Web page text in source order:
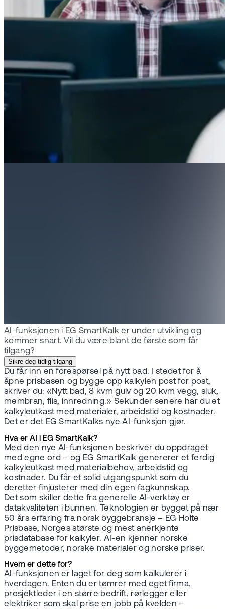
AI-funksjonen i EG SmartKalk er under utvikling og
kommer snart. Vil du være blant de første som får
tilgang?
Sikre deg tidlig tilgang
Du får inn en forespørsel på nytt bad. I stedet for å
åpne prisbasen og bygge opp kalkylen post for post,
skriver du: «Nytt bad, 8 kvm gulv og 20 kvm vegg, sluk,
membran, flis, innredning.» Sekunder senere har du et
kalkyleutkast med materialer, arbeidstid og kostnader.
Det er det EG SmartKalks nye AI-funksjon gjør.
Hva er AI i EG SmartKalk?
Med den nye AI-funksjonen beskriver du oppdraget
med egne ord – og EG SmartKalk genererer et ferdig
kalkyleutkast med materialbehov, arbeidstid og
kostnader. Du får et solid utgangspunkt som du
deretter finjusterer med din egen fagkunnskap.
Det som skiller dette fra generelle AI-verktøy er
datakvaliteten i bunnen. Teknologien er bygget på nær
50 års erfaring fra norsk byggebransje – EG Holte
Prisbase, Norges største og mest anerkjente
prisdatabase for kalkyler. AI-en kjenner norske
byggemetoder, norske materialer og norske priser.
Hvem er dette for?
AI-funksjonen er laget for deg som kalkulerer i
hverdagen. Enten du er tømrer med eget firma,
prosjektleder i en større bedrift, rørlegger eller
elektriker som skal prise en jobb på kvelden –